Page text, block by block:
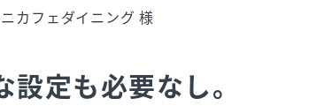
カフェダイニング 様
定も必要なし。